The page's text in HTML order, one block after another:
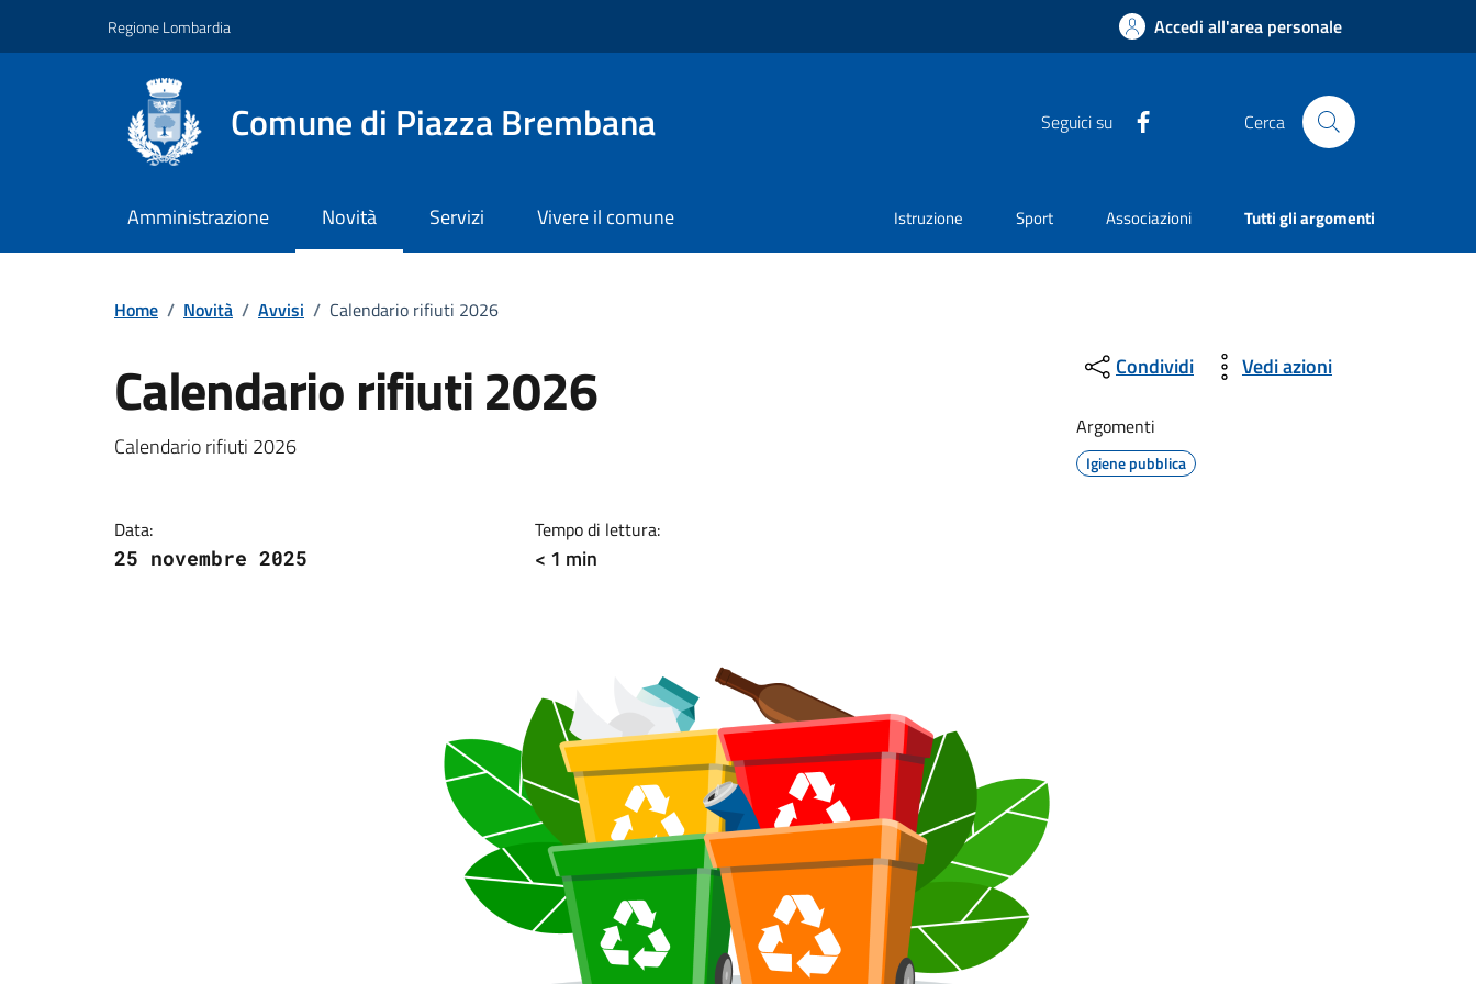
Regione Lombardia Accedi all'area personale
Comune di Piazza Brembana Seguici su Cerca
Amministrazione Novità Servizi Vivere il comune Istruzione Sport Associazioni Tutti gli argomenti
Home / Novità / Avvisi / Calendario rifiuti 2026
Calendario rifiuti 2026
Dettagli della notizia
Calendario rifiuti 2026
Data:
25 novembre 2025
Tempo di lettura:
< 1 min
Condividi Vedi azioni
Argomenti
Igiene pubblica